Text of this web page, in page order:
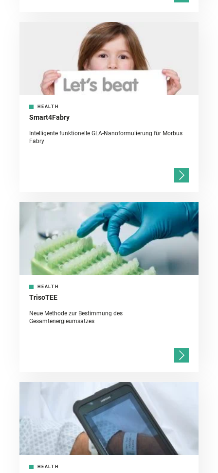
HEALTH
Smart4Fabry
Intelligente funktionelle GLA-Nanoformulierung für Morbus
Fabry
HEALTH
TrisoTEE
Neue Methode zur Bestimmung des
Gesamtenergieumsatzes
HEALTH